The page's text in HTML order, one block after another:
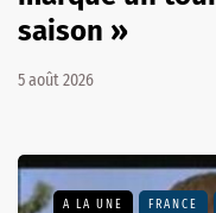
saison »
5 août 2026
A LA UNE FRANCE